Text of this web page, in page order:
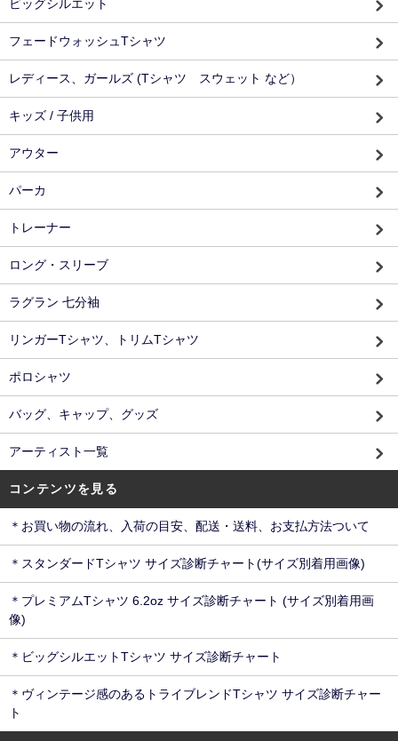
ビッグシルエット
フェードウォッシュTシャツ
レディース、ガールズ (Tシャツ スウェット など）
キッズ / 子供用
アウター
パーカ
トレーナー
ロング・スリーブ
ラグラン 七分袖
リンガーTシャツ、トリムTシャツ
ポロシャツ
バッグ、キャップ、グッズ
アーティスト一覧
コンテンツを見る
＊お買い物の流れ、入荷の目安、配送・送料、お支払方法ついて
＊スタンダードTシャツ サイズ診断チャート(サイズ別着用画像)
＊プレミアムTシャツ 6.2oz サイズ診断チャート (サイズ別着用画
像)
＊ビッグシルエットTシャツ サイズ診断チャート
＊ヴィンテージ感のあるトライブレンドTシャツ サイズ診断チャー
ト